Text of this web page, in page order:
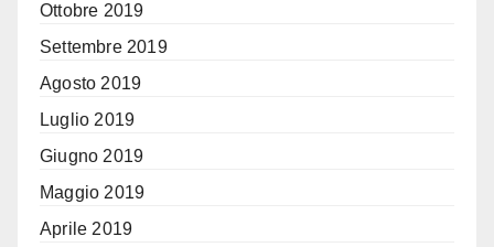
Ottobre 2019
Settembre 2019
Agosto 2019
Luglio 2019
Giugno 2019
Maggio 2019
Aprile 2019